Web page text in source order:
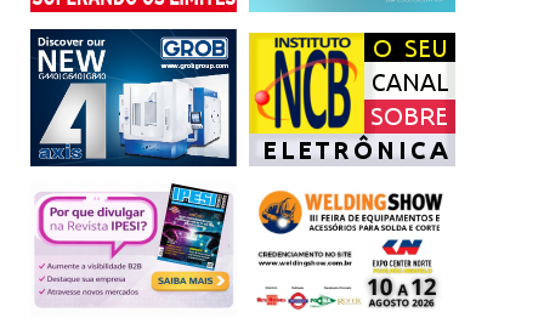
das economias com termos de troca mais fracos (o valor
das importações excede o das exportações) e até mesmo
os esforços de descarbonização. Um exemplo de uma
cadeia de fornecimento afetada é o gás natural e os
minerais usados para fazer fertilizantes artificiais, onde a
qualidade das colheitas cultivadas para alimentar uma
população.
Tanto a Rússia quanto a Ucrânia proibiram algumas